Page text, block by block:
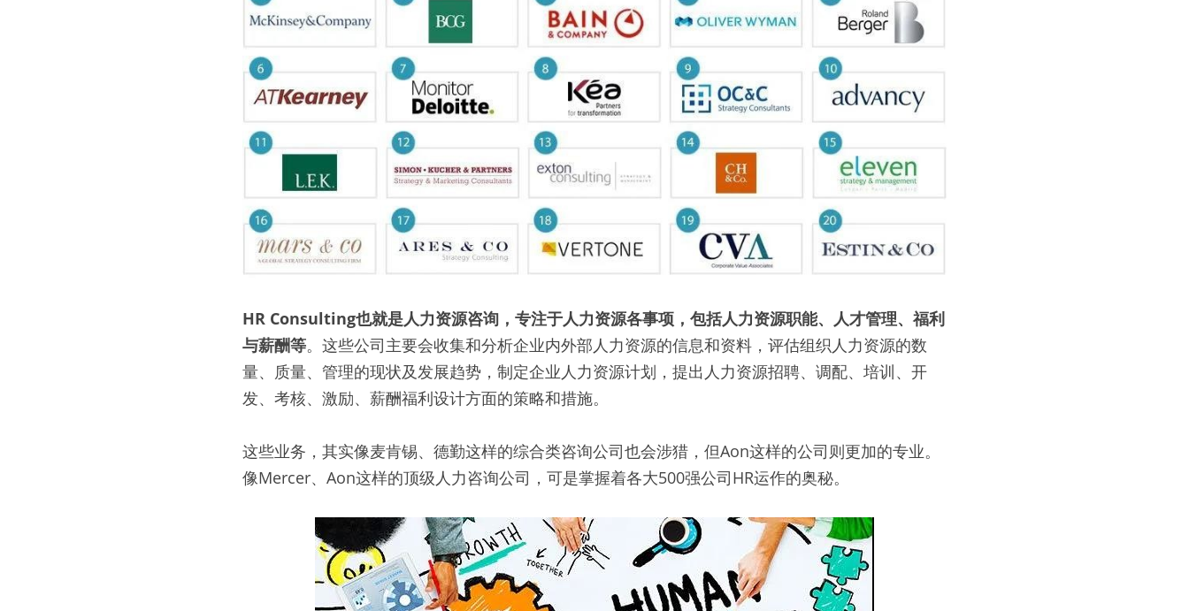
HR Consulting也就是人力资源咨询，专注于人力资源各事项，包括人力资源职能、人才管理、福利
与薪酬等。这些公司主要会收集和分析企业内外部人力资源的信息和资料，评估组织人力资源的数
量、质量、管理的现状及发展趋势，制定企业人力资源计划，提出人力资源招聘、调配、培训、开
发、考核、激励、薪酬福利设计方面的策略和措施。
这些业务，其实像麦肯锡、德勤这样的综合类咨询公司也会涉猎，但Aon这样的公司则更加的专业。
像Mercer、Aon这样的顶级人力咨询公司，可是掌握着各大500强公司HR运作的奥秘。